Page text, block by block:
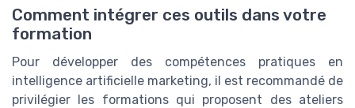
Comment intégrer ces outils dans votre
formation
Pour développer des compétences pratiques en
intelligence artificielle marketing, il est recommandé de
privilégier les formations qui proposent des ateliers